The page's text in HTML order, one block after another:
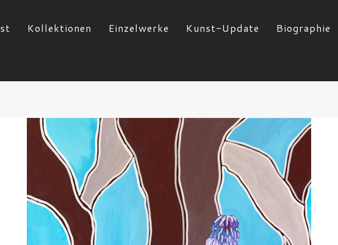
Kollektionen Einzelwerke Kunst-Update Biographie